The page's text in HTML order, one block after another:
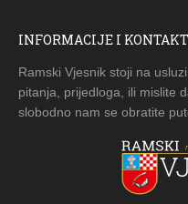
INFORMACIJE I KONTAKT
Ramski Vjesnik stoji na
pitanja, prijedloga, ili mislite
slobodno nam se obratite